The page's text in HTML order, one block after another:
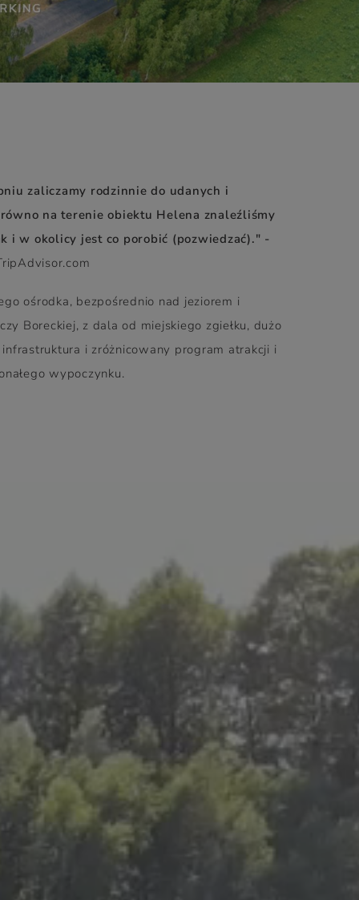
zaliczamy rodzinnie do udanych i
na terenie obiektu Helena znaleźliśmy
i w okolicy jest co porobić (pozwiedzać)." -
ośrodka, bezpośrednio nad jeziorem i
Boreckiej, z dala od miejskiego zgiełku, dużo
i zróżnicowany program atrakcji i
wypoczynku.